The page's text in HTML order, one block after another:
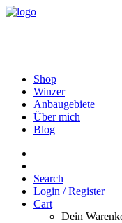
Shop
Winzer
Anbaugebiete
Über mich
Blog
Search
Login / Register
Cart
Dein